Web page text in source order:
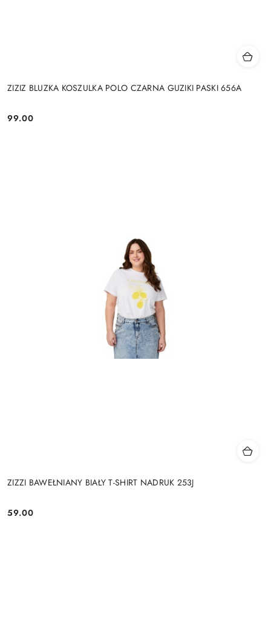
ZIZIZ BLUZKA KOSZULKA POLO CZARNA GUZIKI PASKI 656A
Cena:
99.00
ZIZZI BAWEŁNIANY BIAŁY T-SHIRT NADRUK 253J
Cena:
59.00